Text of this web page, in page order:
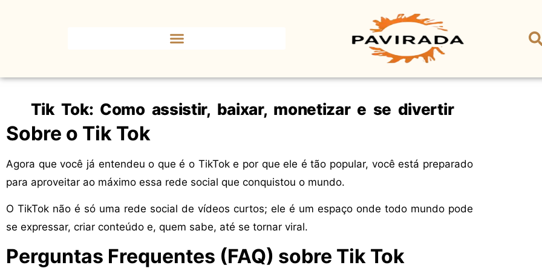
Tik Tok: Como assistir, baixar, monetizar e se divertir
Sobre o Tik Tok
Agora que você já entendeu o que é o TikTok e por que ele é tão popular, você está preparado
para aproveitar ao máximo essa rede social que conquistou o mundo.
O TikTok não é só uma rede social de vídeos curtos; ele é um espaço onde todo mundo pode
se expressar, criar conteúdo e, quem sabe, até se tornar viral.
Perguntas Frequentes (FAQ) sobre Tik Tok